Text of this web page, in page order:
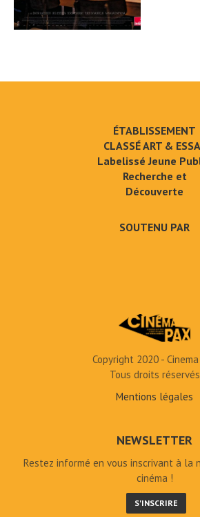
ÉTABLISSEMENT
CLASSÉ ART &
Labelissé Jeune
Recherche et
Découverte
SOUTENU PAR
Copyright 2020 -
Tous droits réservés
Mentions légales
NEWSLETTER
Restez informé en vous inscrivant à la
cinéma !
S'INSCRIRE